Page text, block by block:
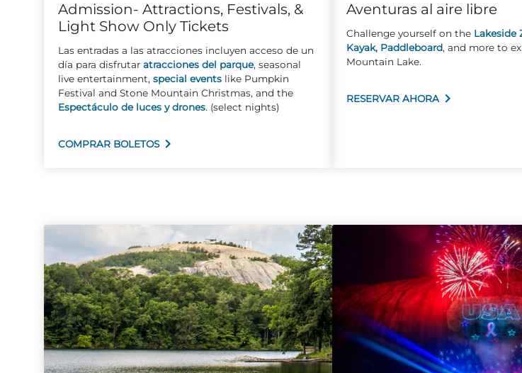
Admission- Attractions, Festivals, &
Light Show Only Tickets
Las entradas a las atracciones incluyen acceso de un
día para disfrutar atracciones del parque, seasonal
live entertainment, special events like Pumpkin
Festival and Stone Mountain Christmas, and the
Espectáculo de luces y drones. (select nights)
COMPRAR BOLETOS
Aventuras al aire libre
Challenge yourself on the Lakeside
Kayak, Paddleboard, and more to
Mountain Lake.
RESERVAR AHORA